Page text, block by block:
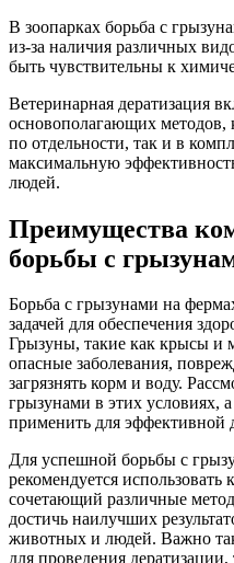
В зоопарках борьба с
из-за наличия различных
быть чувствительны к
Ветеринарная дератизация
основополагающих методов,
по отдельности, так и в
максимальную
людей.
Преимущества
борьбы с
Борьба с грызунами на
задачей для обеспечения
Грызуны, такие как крысы и
опасные заболевания,
загрязнять корм и воду.
грызунами в этих условиях,
применить для эффективной
Для успешной борьбы с
рекомендуется
сочетающий различные
достичь наилучших
животных и людей. Важно
для проведения